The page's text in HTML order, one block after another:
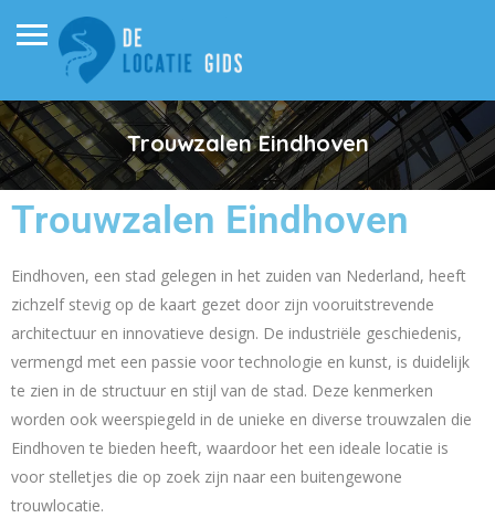
Trouwzalen Eindhoven
Trouwzalen Eindhoven
Eindhoven, een stad gelegen in het zuiden van Nederland, heeft
zichzelf stevig op de kaart gezet door zijn vooruitstrevende
architectuur en innovatieve design. De industriële geschiedenis,
vermengd met een passie voor technologie en kunst, is duidelijk
te zien in de structuur en stijl van de stad. Deze kenmerken
worden ook weerspiegeld in de unieke en diverse trouwzalen die
Eindhoven te bieden heeft, waardoor het een ideale locatie is
voor stelletjes die op zoek zijn naar een buitengewone
trouwlocatie.